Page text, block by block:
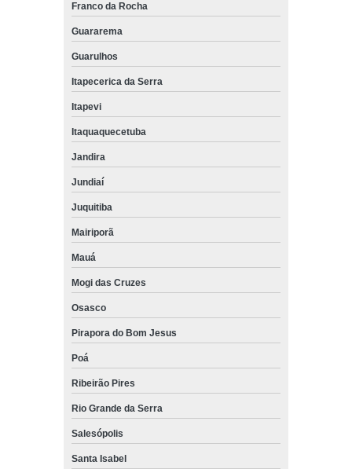
Franco da Rocha
Guararema
Guarulhos
Itapecerica da Serra
Itapevi
Itaquaquecetuba
Jandira
Jundiaí
Juquitiba
Mairiporã
Mauá
Mogi das Cruzes
Osasco
Pirapora do Bom Jesus
Poá
Ribeirão Pires
Rio Grande da Serra
Salesópolis
Santa Isabel